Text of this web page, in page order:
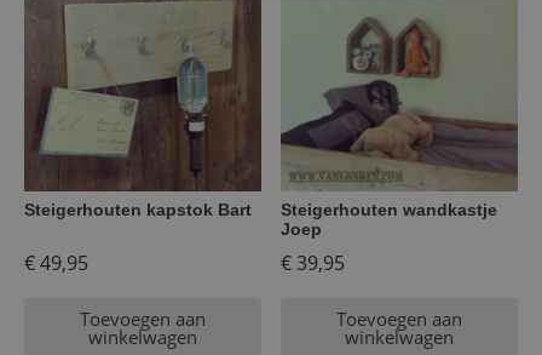
Steigerhouten kapstok Bart
€49,95
Toevoegen aan
winkelwagen
Steigerhouten wandkastje
Joep
€39,95
Toevoegen aan
winkelwagen